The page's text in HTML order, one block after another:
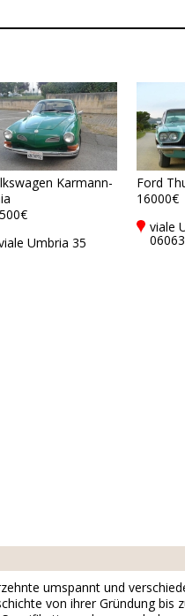
Karmann-
Umbria 35
Ford
16000€
viale
umspannt und
von ihrer Gründung bis